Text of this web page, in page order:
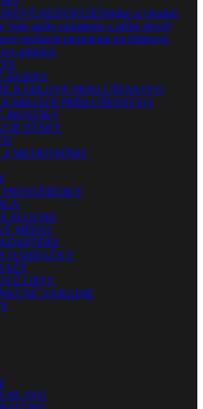
REDUKCIENájdite si vhodnú
Vaše audio zariadenie a zažite skvelý
možnosti prepojenia pri štúdiovej,
aplikácii.
BUBNY
KÁBLOVÉ PRÍSLUŠENSTVO
KÁBLOVÉ PRÍSLUŠENSTVO
MOSTÍKY
PÁSKY
METRONÓMY
SLUCHU
MÉDIÁ
NABÍJAČKY
LIŠTY
NÁRADIE
HLAVU